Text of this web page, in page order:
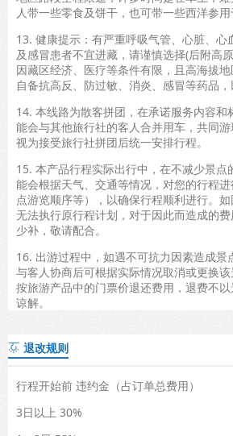
人带一些零食及饼干，也可带一些西洋参用
13. 健康提示：有严重呼吸气管、心脏、心
及感冒患者不宜进藏，请谨慎选择(后附高
因藏区经济、医疗等条件有限，且高海拔
自备抗高反、防过敏、消炎、感冒等药品，
14. 本线路为散客拼团，在承诺服务内容和
能会与其他旅行社的客人合并用车，共同
视为接受旅行社拼团后统一安排行程。
15. 本产品行程实际出行中，在不减少景点
能会根据天气、交通等情况，对您的行程
点游览顺序等），以确保行程顺利进行。
无法执行原行程计划，对于因此而造成的
少补，敬请配合。
16. 出游过程中，如遇不可抗力因素造成景
与客人协商后可根据实际情况取消或更换
按旅游产品中的门票价退还费用，退费不
谅解。
 退改规则
行程开始前 违约金（占订单总费用）
3日以上 30%